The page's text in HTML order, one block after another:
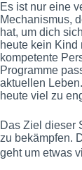
Es ist nur eine
Mechanismus,
hat, um dich
heute kein Kind
kompetente
Programme
aktuellen
heute viel zu
Das Ziel dieser
zu bekämpfen.
geht um etwas